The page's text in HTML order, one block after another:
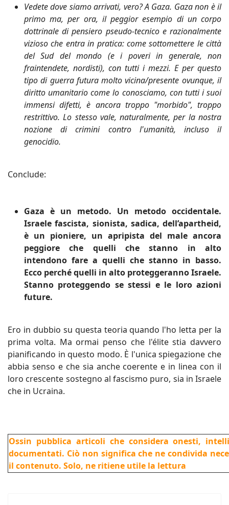
Vedete dove siamo arrivati, vero? A Gaza. Gaza non è il
primo ma, per ora, il peggior esempio di un corpo
dottrinale di pensiero pseudo-tecnico e razionalmente
vizioso che entra in pratica: come sottomettere le città
del Sud del mondo (e i poveri in generale, non
fraintendete, nordisti), con tutti i mezzi. E per questo
tipo di guerra futura molto vicina/presente ovunque, il
diritto umanitario come lo conosciamo, con tutti i suoi
immensi difetti, è ancora troppo "morbido", troppo
restrittivo. Lo stesso vale, naturalmente, per la nostra
nozione di crimini contro l'umanità, incluso il
genocidio.
Conclude:
Gaza è un metodo. Un metodo occidentale.
Israele fascista, sionista, sadica, dell’apartheid,
è un pioniere, un apripista del male ancora
peggiore che quelli che stanno in alto
intendono fare a quelli che stanno in basso.
Ecco perché quelli in alto proteggeranno Israele.
Stanno proteggendo se stessi e le loro azioni
future.
Ero in dubbio su questa teoria quando l'ho letta per la
prima volta. Ma ormai penso che l'élite stia davvero
pianificando in questo modo. È l'unica spiegazione che
abbia senso e che sia anche coerente e in linea con il
loro crescente sostegno al fascismo puro, sia in Israele
che in Ucraina.
Ossin pubblica articoli che considera onesti,
documentati. Ciò non significa che ne condivida
il contenuto. Solo, ne ritiene utile la lettura